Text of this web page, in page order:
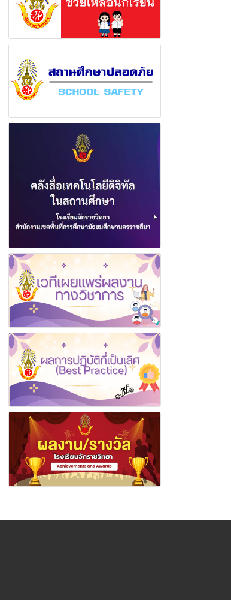
พุทธศักราช 2566
4 พฤศจิกายน 2566
อ่านเพิ่มเติม
พุทธศักราช